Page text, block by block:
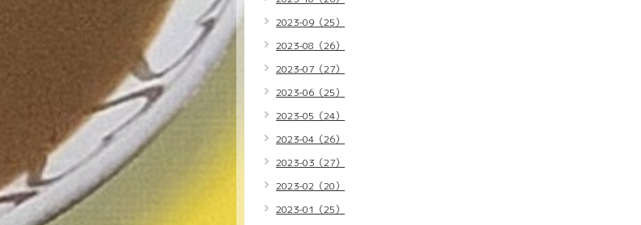
2023-09（25）
2023-08（26）
2023-07（27）
2023-06（25）
2023-05（24）
2023-04（26）
2023-03（27）
2023-02（20）
2023-01（25）